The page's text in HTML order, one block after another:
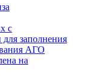
с
заполнения
АГО
на